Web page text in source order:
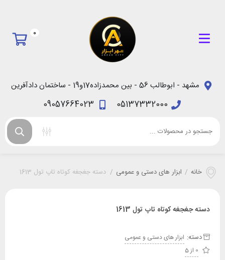
0
مشهد - ابوطالب 56 - بین محمدزاده17و19 - ساختمان دادآفرین
05137332000
09057664023
خانه / ابزار های دستی و عمومی / دسته جغجغه کوتاه تاپ تول 1613
دسته جغجغه کوتاه تاپ تول 1613
دسته: ابزار های دستی و عمومی
0 از 5